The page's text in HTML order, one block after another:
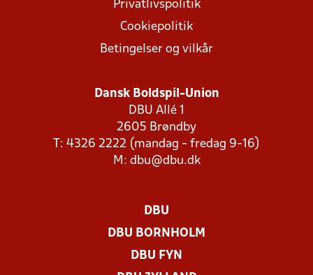
Privatlivspolitik
Cookiepolitik
Betingelser og vilkår
Dansk Boldspil-Union
DBU Allé 1
2605 Brøndby
T: 4326 2222 (mandag - fredag 9-16)
M: dbu@dbu.dk
DBU
DBU BORNHOLM
DBU FYN